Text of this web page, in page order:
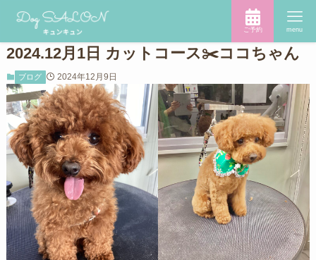
ご予約 menu
2024.12月1日 カットコース✂️ココちゃん
ブログ 2024年12月9日